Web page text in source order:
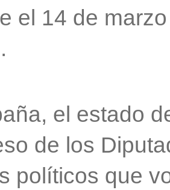
el 14 de
el estado
de los
políticos que